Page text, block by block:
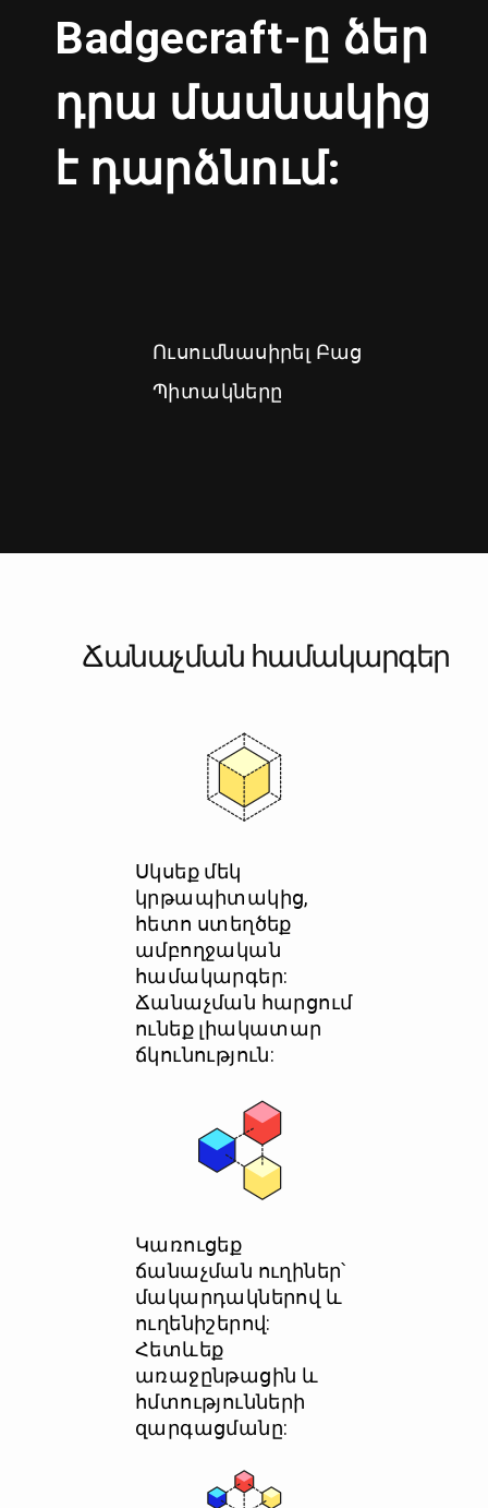
Badgecraft-ը ձեր
դրա մասնակից
է դարձնում:
Ուսումնասիրել Բաց
Պիտակները
Ճանաչման համակարգեր
Սկսեք մեկ
կրթապիտակից,
հետո ստեղծեք
ամբողջական
համակարգեր:
Ճանաչման հարցում
ունեք լիակատար
ճկունություն:
Կառուցեք
ճանաչման ուղիներ՝
մակարդակներով և
ուղենիշերով:
Հետևեք
առաջընթացին և
հմտությունների
զարգացմանը: